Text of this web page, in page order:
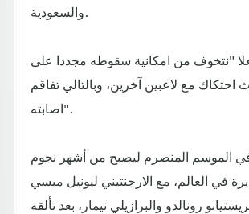
والسعودية.
"نتخوف من امكانية سقوطه مجددا على
احتكاك مع لاعبين آخرين، وبالتالي تفاقم
اصابته".
الموسم المنصرم ليصبح من أشهر نجوم
في العالم، مع الارجنتيني ليونيل ميسي
رونالدو والبرازيلي نيمار، بعد تألقه